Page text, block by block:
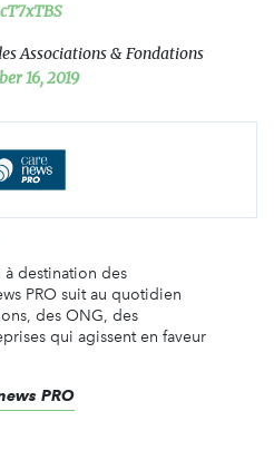
Associations & Fondations
16, 2019
destination des
PRO suit au quotidien
des ONG, des
qui agissent en faveur
PRO